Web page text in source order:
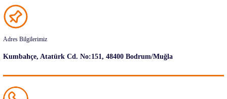
Adres Bilgilerimiz
Kumbahçe, Atatürk Cd. No:151, 48400 Bodrum/Muğla